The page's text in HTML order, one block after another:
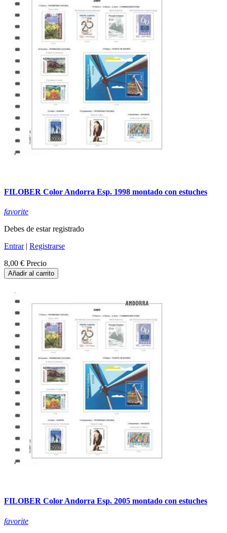
FILOBER Color Andorra Esp. 1998 montado con estuches
favorite
Debes de estar registrado
Entrar| Registrarse
8,00 € Precio
Añadir al carrito
FILOBER Color Andorra Esp. 2005 montado con estuches
favorite